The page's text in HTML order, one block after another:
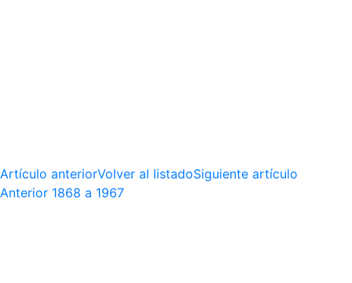
Artículo anteriorVolver al listadoSiguiente artículo
Anterior 1868 a 1967